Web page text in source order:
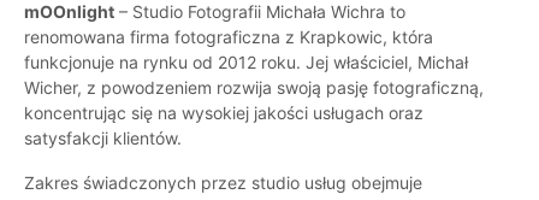
mOOnlight – Studio Fotografii Michała Wichra to
renomowana firma fotograficzna z Krapkowic, która
funkcjonuje na rynku od 2012 roku. Jej właściciel, Michał
Wicher, z powodzeniem rozwija swoją pasję fotograficzną,
koncentrując się na wysokiej jakości usługach oraz
satysfakcji klientów.
Zakres świadczonych przez studio usług obejmuje